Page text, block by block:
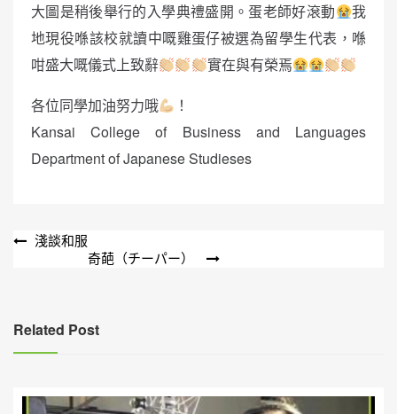
大圖是稍後舉行的入學典禮盛開。蛋老師好滾動
我
地現役喺該校就讀中嘅雞蛋仔被選為留學生代表，喺
咁盛大嘅儀式上致辭
實在與有榮焉
各位同學加油努力哦
！
Kansai College of Business and Languages
Department of Japanese Studieses
文
覽
淺談和服
奇葩（チーパー）
Related Post